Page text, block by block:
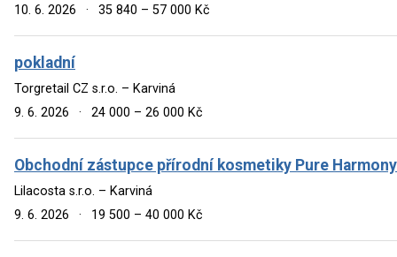
10. 6. 2026
· 35 840 – 57 000 Kč
pokladní
Torgretail CZ s.r.o. – Karviná
9. 6. 2026
· 24 000 – 26 000 Kč
Obchodní zástupce přírodní kosmetiky Pure
Lilacosta s.r.o. – Karviná
9. 6. 2026
· 19 500 – 40 000 Kč